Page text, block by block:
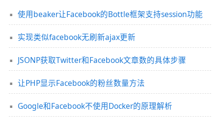
使用beaker让Facebook的Bottle框架支持session功能
实现类似facebook无刷新ajax更新
JSONP获取Twitter和Facebook文章数的具体步骤
让PHP显示Facebook的粉丝数量方法
Google和Facebook不使用Docker的原理解析